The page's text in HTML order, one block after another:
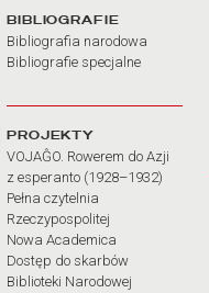
BIBLIOGRAFIE
Bibliografia narodowa
Bibliografie specjalne
PROJEKTY
VOJAĜO. Rowerem do Azji
z esperanto (1928–1932)
Pełna czytelnia
Rzeczypospolitej
Nowa Academica
Dostęp do skarbów
Biblioteki Narodowej